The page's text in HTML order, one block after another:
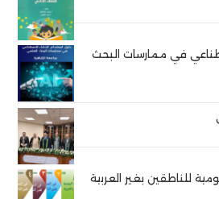
في ممارسات البحث
للناطقين بغير العربية